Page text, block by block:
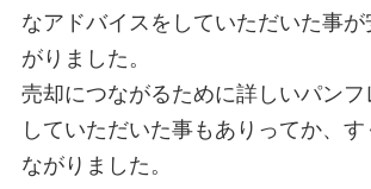
なアドバイスをしていただいた事
がりました。
売却につながるために詳しいパン
していただいた事もありってか、
ながりました。